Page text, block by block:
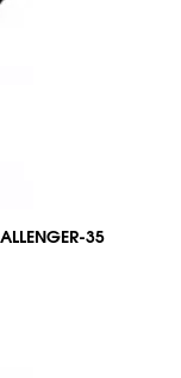
35